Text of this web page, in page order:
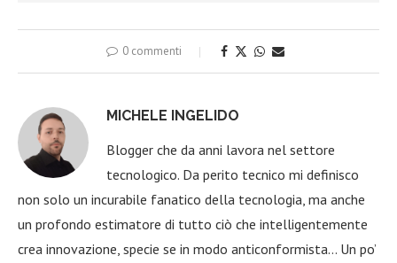
0 commenti
MICHELE INGELIDO
Blogger che da anni lavora nel settore
tecnologico. Da perito tecnico mi definisco
non solo un incurabile fanatico della tecnologia, ma anche
un profondo estimatore di tutto ciò che intelligentemente
crea innovazione, specie se in modo anticonformista… Un po’